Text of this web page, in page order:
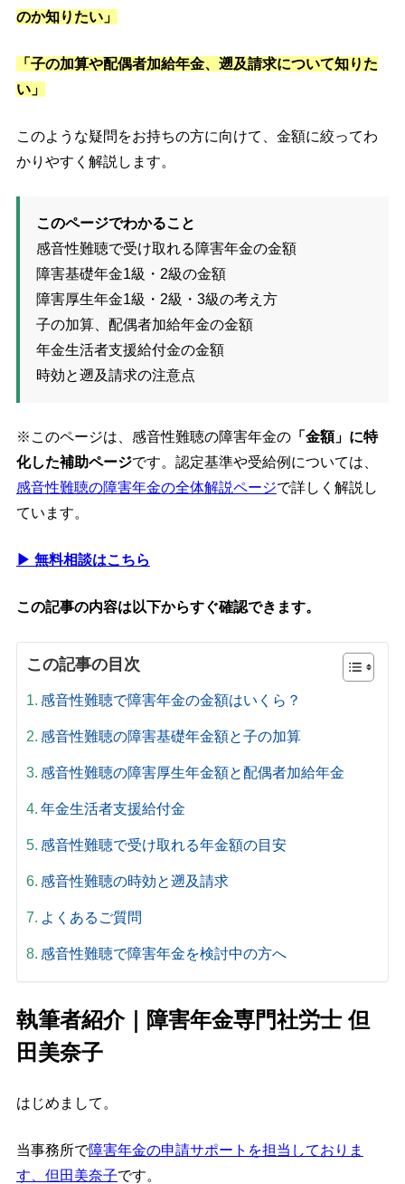
のか知りたい」
「子の加算や配偶者加給年金、遡及請求について知りた
い」
このような疑問をお持ちの方に向けて、金額に絞ってわ
かりやすく解説します。
このページでわかること
感音性難聴で受け取れる障害年金の金額
障害基礎年金1級・2級の金額
障害厚生年金1級・2級・3級の考え方
子の加算、配偶者加給年金の金額
年金生活者支援給付金の金額
時効と遡及請求の注意点
※このページは、感音性難聴の障害年金の「金額」に特
化した補助ページです。認定基準や受給例については、
感音性難聴の障害年金の全体解説ページで詳しく解説し
ています。
▶ 無料相談はこちら
この記事の内容は以下からすぐ確認できます。
この記事の目次
感音性難聴で障害年金の金額はいくら？
感音性難聴の障害基礎年金額と子の加算
感音性難聴の障害厚生年金額と配偶者加給年金
年金生活者支援給付金
感音性難聴で受け取れる年金額の目安
感音性難聴の時効と遡及請求
よくあるご質問
感音性難聴で障害年金を検討中の方へ
執筆者紹介｜障害年金専門社労士 但
田美奈子
はじめまして。
当事務所で障害年金の申請サポートを担当しておりま
す、但田美奈子です。